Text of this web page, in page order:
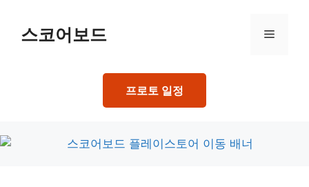
content스코어보드 Menu
프로토 일정